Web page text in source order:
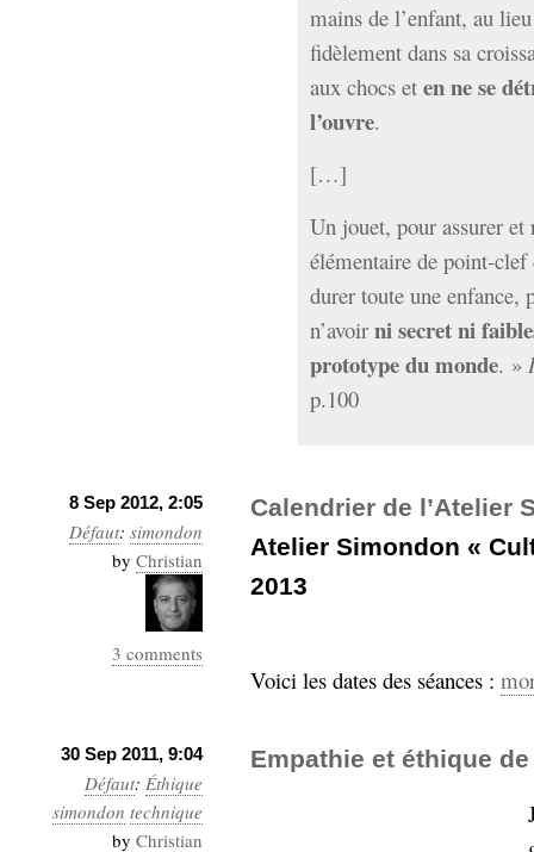
mains de l’enfant, au
fidèlement dans sa
aux chocs et en ne se
l’ouvre.
[…]
Un jouet, pour assurer
élémentaire de point-
durer toute une enfance,
n’avoir ni secret ni
prototype du monde. »
p.100
8 Sep 2012, 2:05
Défaut: simondon
by Christian
3 comments
Calendrier de l’Atelier
Atelier Simondon «
2013
Voici les dates des séances :
30 Sep 2011, 9:04
Défaut: Éthique
simondon technique
by Christian
Empathie et éthique